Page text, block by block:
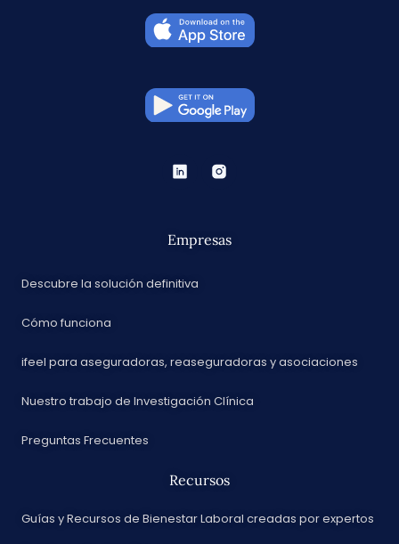
Empresas
Descubre la solución definitiva
Cómo funciona
ifeel para aseguradoras, reaseguradoras y asociaciones
Nuestro trabajo de Investigación Clínica
Preguntas Frecuentes
Recursos
Guías y Recursos de Bienestar Laboral creadas por expertos